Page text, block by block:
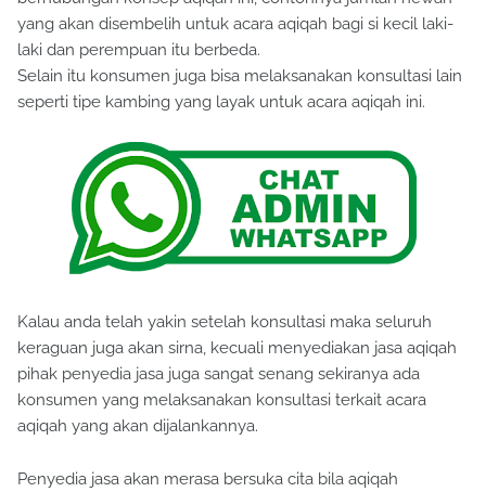
yang akan disembelih untuk acara aqiqah bagi si kecil laki-
laki dan perempuan itu berbeda.
Selain itu konsumen juga bisa melaksanakan konsultasi lain
seperti tipe kambing yang layak untuk acara aqiqah ini.
Kalau anda telah yakin setelah konsultasi maka seluruh
keraguan juga akan sirna, kecuali menyediakan jasa aqiqah
pihak penyedia jasa juga sangat senang sekiranya ada
konsumen yang melaksanakan konsultasi terkait acara
aqiqah yang akan dijalankannya.
Penyedia jasa akan merasa bersuka cita bila aqiqah